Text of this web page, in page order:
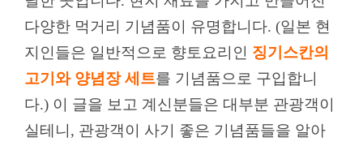
다양한 먹거리 기념품이 유명합니다. (일본 현
지인들은 일반적으로 향토요리인 징기스칸의
고기와 양념장 세트를 기념품으로 구입합니
다.) 이 글을 보고 계신분들은 대부분 관광객이
실테니, 관광객이 사기 좋은 기념품들을 알아